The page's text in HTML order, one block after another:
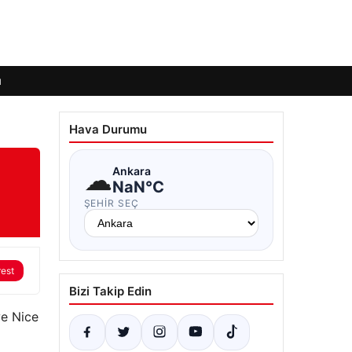
Nice
Hava Durumu
☁Ankara
NaN°C
ŞEHIR SEÇ
Bizi Takip Edin